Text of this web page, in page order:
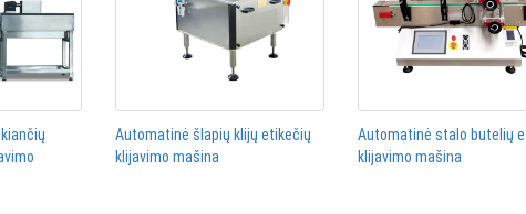
Automatinė šlapių klijų etikečių
klijavimo mašina
Automatinė stalo butelių
klijavimo mašina